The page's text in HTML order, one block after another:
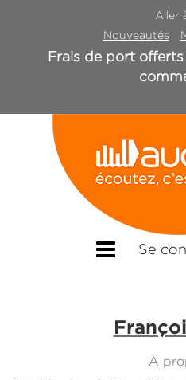
Aller
Nouveautés
Frais de port
Se
À